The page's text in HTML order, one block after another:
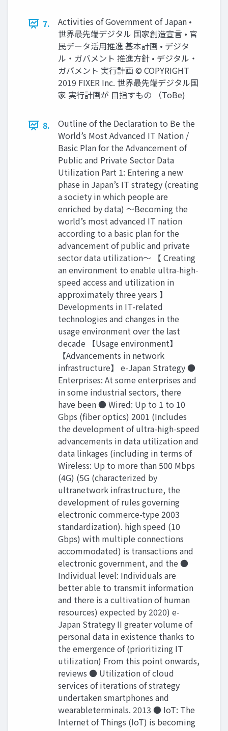
7.
Activities of Government of Japan •
世界最先端デジタル 国家創造宣⾔ • 官
⺠データ活⽤推進 基本計画 • デジタ
ル・ガバメント 推進⽅針 • デジタル・
ガバメント 実⾏計画 © COPYRIGHT
2019 FIXER Inc. 世界最先端デジタル国
家 実⾏計画が ⽬指すもの （ToBe)
8.
Outline of the Declaration to Be the
World’s Most Advanced IT Nation /
Basic Plan for the Advancement of
Public and Private Sector Data
Utilization Part 1: Entering a new
phase in Japan’s IT strategy (creating
a society in which people are
enriched by data) ～Becoming the
world’s most advanced IT nation
according to a basic plan for the
advancement of public and private
sector data utilization～ 【 Creating
an environment to enable ultra-high-
speed access and utilization in
approximately three years 】
Developments in IT-related
technologies and changes in the
usage environment over the last
decade 【Usage environment】
【Advancements in network
infrastructure】 e-Japan Strategy ●
Enterprises: At some enterprises and
in some industrial sectors, there
have been ● Wired: Up to 1 to 10
Gbps (fiber optics) 2001 (Includes
the development of ultra-high-speed
advancements in data utilization and
data linkages (including in terms of
Wireless: Up to more than 500 Mbps
(4G) (5G (characterized by
ultranetwork infrastructure, the
development of rules governing
electronic commerce-type 2003
standardization). high speed (10
Gbps) with multiple connections
accommodated) is transactions and
electronic government, and the ●
Individual level: Individuals are
better able to transmit information
and there is a cultivation of human
resources) expected by 2020) e-
Japan Strategy II greater volume of
personal data in existence thanks to
the emergence of (prioritizing IT
utilization) From this point onwards,
reviews ● Utilization of cloud
services of iterations of strategy
undertaken smartphones and
wearableterminals. 2013 ● IoT: The
Internet of Things (IoT) is becoming